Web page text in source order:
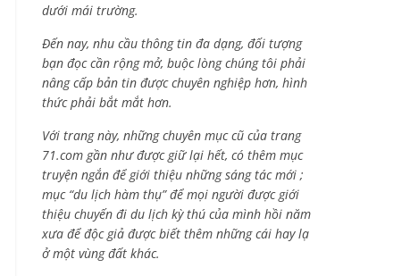
dưới mái trường.
Đến nay, nhu cầu thông tin đa dạng, đối tượng
bạn đọc cần rộng mở, buộc lòng chúng tôi phải
nâng cấp bản tin được chuyên nghiệp hơn, hình
thức phải bắt mắt hơn.
Với trang này, những chuyên mục cũ của trang
71.com gần như được giữ lại hết, có thêm mục
truyện ngắn để giới thiệu những sáng tác mới ;
mục “du lịch hàm thụ” để mọi người được giới
thiệu chuyến đi du lịch kỳ thú của mình hồi năm
xưa để độc giả được biết thêm những cái hay lạ
ở một vùng đất khác.